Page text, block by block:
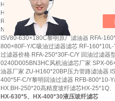
H400*10FP钢厂滤油器 NJU-630*80F-Y/
H400*20FP滤油器生产厂家 ZU-
RFB-160*10-Y/C直回式回油滤油器型号
NLX-25×3箱内自封式回油过滤器 （NX）-
ISV80-630×180C黎明原厂滤油器 RFA-
800×80F-Y/C吸油过滤器滤芯 RF-
过滤器价格 RFA-250*30F-C/Y 回油过滤器
0240D005BN3HC风机油滤芯厂家 SPX-
油器厂家 ZU-H160*20BP压力管路滤油器
400*5F-C/Y黎明回油过滤器 RFB-800*10-
HX.BH-250*20高精度玻纤滤芯HX-25*1Q
HX-630*5、HX-400*30液压玻纤滤芯